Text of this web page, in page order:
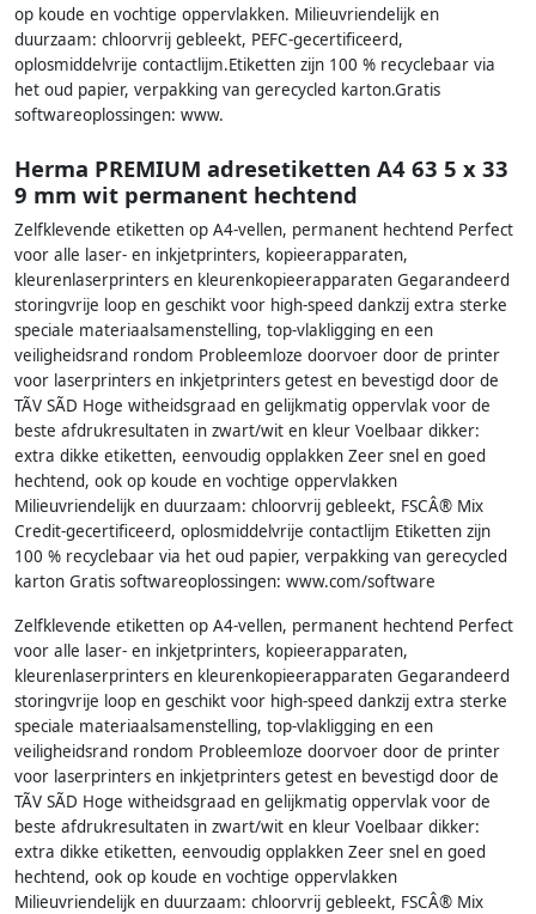
op koude en vochtige oppervlakken. Milieuvriendelijk en
duurzaam: chloorvrij gebleekt, PEFC-gecertificeerd,
oplosmiddelvrije contactlijm.Etiketten zijn 100 % recyclebaar via
het oud papier, verpakking van gerecycled karton.Gratis
softwareoplossingen: www.
Herma PREMIUM adresetiketten A4 63 5 x 33
9 mm wit permanent hechtend
Zelfklevende etiketten op A4-vellen, permanent hechtend Perfect
voor alle laser- en inkjetprinters, kopieerapparaten,
kleurenlaserprinters en kleurenkopieerapparaten Gegarandeerd
storingvrije loop en geschikt voor high-speed dankzij extra sterke
speciale materiaalsamenstelling, top-vlakligging en een
veiligheidsrand rondom Probleemloze doorvoer door de printer
voor laserprinters en inkjetprinters getest en bevestigd door de
TÃV SÃD Hoge witheidsgraad en gelijkmatig oppervlak voor de
beste afdrukresultaten in zwart/wit en kleur Voelbaar dikker:
extra dikke etiketten, eenvoudig opplakken Zeer snel en goed
hechtend, ook op koude en vochtige oppervlakken
Milieuvriendelijk en duurzaam: chloorvrij gebleekt, FSCÂ® Mix
Credit-gecertificeerd, oplosmiddelvrije contactlijm Etiketten zijn
100 % recyclebaar via het oud papier, verpakking van gerecycled
karton Gratis softwareoplossingen: www.com/software
Zelfklevende etiketten op A4-vellen, permanent hechtend Perfect
voor alle laser- en inkjetprinters, kopieerapparaten,
kleurenlaserprinters en kleurenkopieerapparaten Gegarandeerd
storingvrije loop en geschikt voor high-speed dankzij extra sterke
speciale materiaalsamenstelling, top-vlakligging en een
veiligheidsrand rondom Probleemloze doorvoer door de printer
voor laserprinters en inkjetprinters getest en bevestigd door de
TÃV SÃD Hoge witheidsgraad en gelijkmatig oppervlak voor de
beste afdrukresultaten in zwart/wit en kleur Voelbaar dikker:
extra dikke etiketten, eenvoudig opplakken Zeer snel en goed
hechtend, ook op koude en vochtige oppervlakken
Milieuvriendelijk en duurzaam: chloorvrij gebleekt, FSCÂ® Mix